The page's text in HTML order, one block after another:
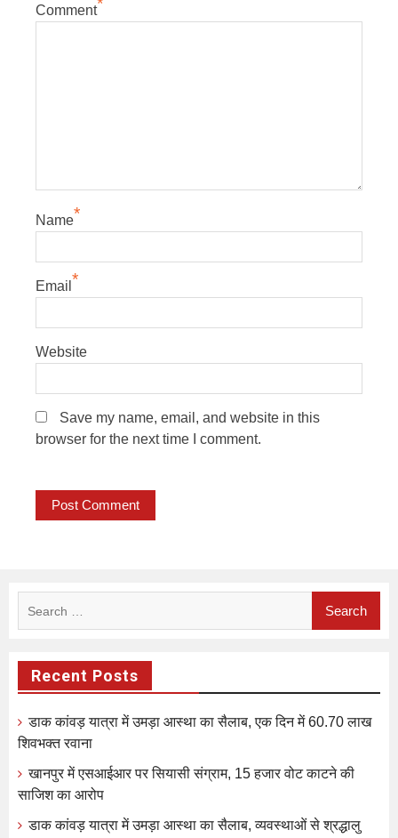
Comment
Name*
Email *
Website
Save my name, email, and website in this
browser for the next time I comment.
Recent Posts
डाक कांवड़ यात्रा में उमड़ा आस्था का सैलाब, एक दिन में 60.70 लाख
शिवभक्त रवाना
खानपुर में एसआईआर पर सियासी संग्राम, 15 हजार वोट काटने की
साजिश का आरोप
डाक कांवड़ यात्रा में उमड़ा आस्था का सैलाब, व्यवस्थाओं से श्रद्धालु